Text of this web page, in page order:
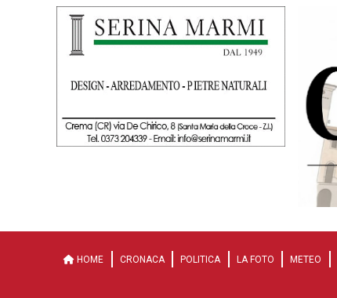
HOME CRONACA POLITICA LA FOTO METEO